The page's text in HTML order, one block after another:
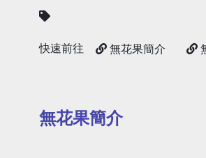
快速前往 無花果簡介
無花果簡介